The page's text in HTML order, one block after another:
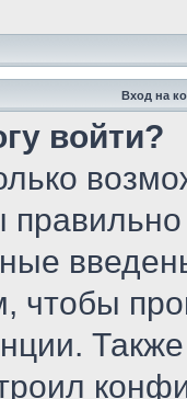
Вход на
войти?
чтобы